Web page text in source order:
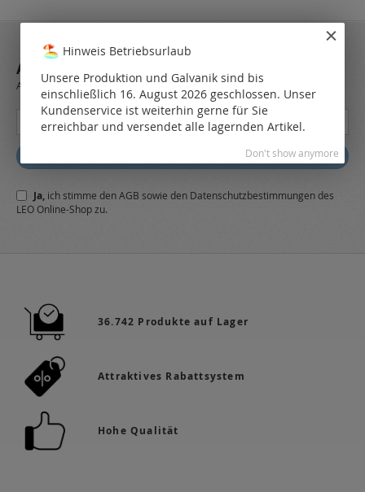
ABONNIEREN SIE UNSEREN NEWSLETTER
Always stay up to date and find out what's new from the very first hand.
Melden
sich
für
Newsletter
a:
Ja, ich stimme denAGB sowie den Datenschutzbestimmungendes
LEO Online-Shop zu.
36.742 Produkte auf Lager
Attraktives Rabattsystem
Hohe Qualität
Hinweis Betriebsurlaub
Unsere Produktion und Galvanik sind bis
einschließlich 16. August 2026 geschlossen. Unser
Kundenservice ist weiterhin gerne für Sie
erreichbar und versendet alle lagernden Artikel.
Don't show anymore